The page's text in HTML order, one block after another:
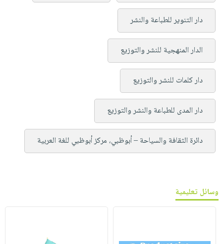
دار التنوير للطباعة والنشر
الدار المنهجية للنشر والتوزيع
دار كلمات للنشر والتوزيع
دار المدى للطباعة والنشر والتوزيع
دائرة الثقافة والسياحة – أبوظبي، مركز أبوظبي للغة العربية
وسائل تعليمية